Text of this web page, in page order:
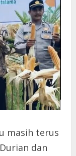
masih terus
dan